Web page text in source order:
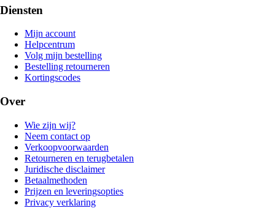
Diensten
Mijn account
Helpcentrum
Volg mijn bestelling
Bestelling retourneren
Kortingscodes
Over
Wie zijn wij?
Neem contact op
Verkoopvoorwaarden
Retourneren en terugbetalen
Juridische disclaimer
Betaalmethoden
Prijzen en leveringsopties
Privacy verklaring